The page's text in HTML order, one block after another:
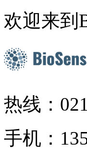
欢迎来到
热线：
手机：